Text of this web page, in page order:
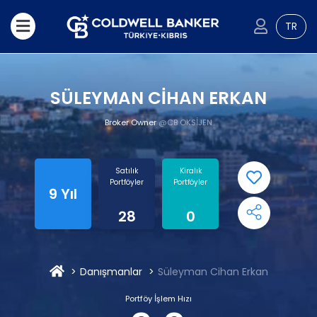
TR
SÜLEYMAN CİHAN ERKAN
Broker Owner@CB OKSİJEN
9 Yıl
Satılık
Portföyler
28
Kiralık
Portföyler
0
Danışmanlar Süleyman Cihan Erkan
Portföy İşlem Hızı